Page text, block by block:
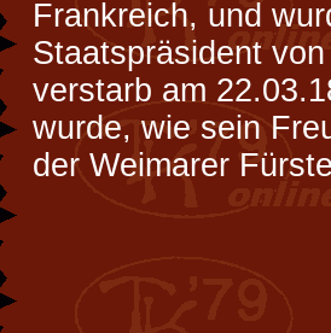
Frankreich, und
Staatspräsident
verstarb am
wurde, wie sein
der Weimarer